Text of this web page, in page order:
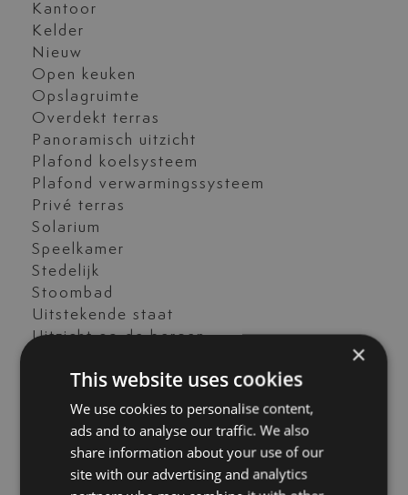
Kantoor
Kelder
Nieuw
Open keuken
Opslagruimte
Overdekt terras
Panoramisch uitzicht
Plafond koelsysteem
Plafond verwarmingssysteem
Privé terras
Solarium
Speelkamer
Stedelijk
Stoombad
Uitstekende staat
Uitzicht op de bergen
Uitzicht op het zwembad
Uitzicht op zee
Uitzicht over land
Vloerverwarming (badkamer)
Vloerverwarming (overal)
Wasruimte
×
This website uses cookies
We use cookies to personalise content,
ads and to analyse our traffic. We also
share information about your use of our
site with our advertising and analytics